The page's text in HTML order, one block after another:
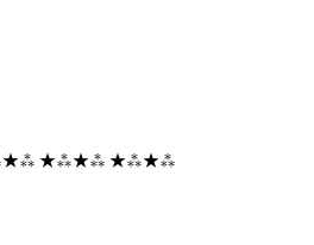
★⁂★⁂ ★⁂★⁂